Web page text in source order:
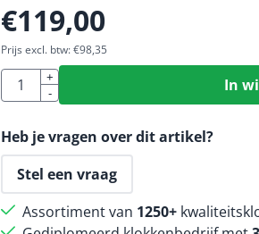
€119,00
Prijs excl. btw: €98,35
Aantal
+
-
In
Heb je vragen over dit artikel?
Stel een vraag
Assortiment van 1250+